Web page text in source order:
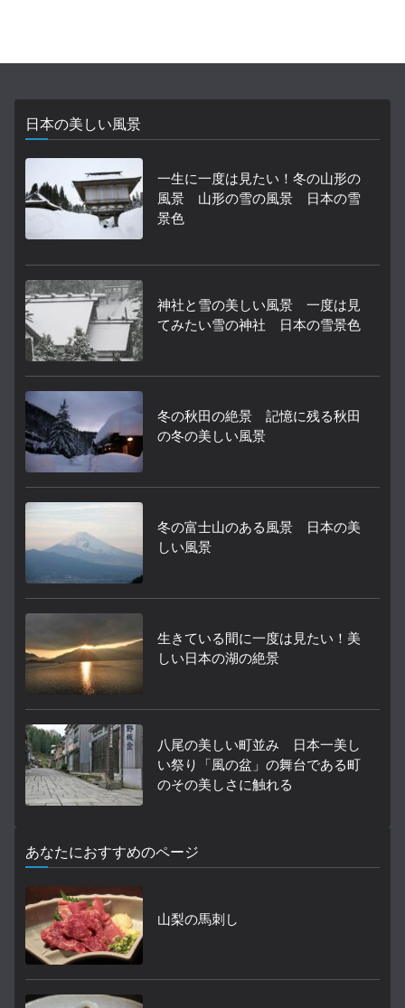
日本の美しい風景
一生に一度は見たい！冬の山形の
風景 山形の雪の風景 日本の雪
景色
神社と雪の美しい風景 一度は見
てみたい雪の神社 日本の雪景色
冬の秋田の絶景 記憶に残る秋田
の冬の美しい風景
冬の富士山のある風景 日本の美
しい風景
生きている間に一度は見たい！美
しい日本の湖の絶景
八尾の美しい町並み 日本一美し
い祭り「風の盆」の舞台である町
のその美しさに触れる
あなたにおすすめのページ
山梨の馬刺し